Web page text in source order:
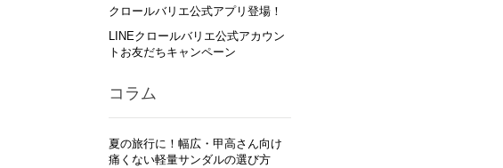
クロールバリエ公式アプリ登場！
LINEクロールバリエ公式アカウン
トお友だちキャンペーン
コラム
夏の旅行に！幅広・甲高さん向け
痛くない軽量サンダルの選び方